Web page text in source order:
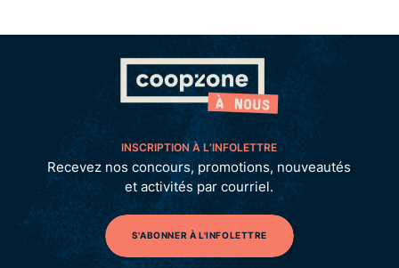
INSCRIPTION À L’INFOLETTRE
Recevez nos concours, promotions, nouveautés
et activités par courriel.
S'ABONNER À L'INFOLETTRE